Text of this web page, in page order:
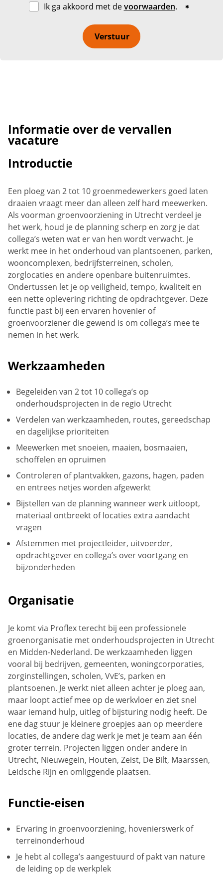
Ik ga akkoord met devoorwaarden.
Verstuur
Informatie over de vervallen
vacature
Introductie
Een ploeg van 2 tot 10 groenmedewerkers goed laten
draaien vraagt meer dan alleen zelf hard meewerken.
Als voorman groenvoorziening in Utrecht verdeel je
het werk, houd je de planning scherp en zorg je dat
collega’s weten wat er van hen wordt verwacht. Je
werkt mee in het onderhoud van plantsoenen, parken,
wooncomplexen, bedrijfsterreinen, scholen,
zorglocaties en andere openbare buitenruimtes.
Ondertussen let je op veiligheid, tempo, kwaliteit en
een nette oplevering richting de opdrachtgever. Deze
functie past bij een ervaren hovenier of
groenvoorziener die gewend is om collega’s mee te
nemen in het werk.
Werkzaamheden
Begeleiden van 2 tot 10 collega’s op
onderhoudsprojecten in de regio Utrecht
Verdelen van werkzaamheden, routes, gereedschap
en dagelijkse prioriteiten
Meewerken met snoeien, maaien, bosmaaien,
schoffelen en opruimen
Controleren of plantvakken, gazons, hagen, paden
en entrees netjes worden afgewerkt
Bijstellen van de planning wanneer werk uitloopt,
materiaal ontbreekt of locaties extra aandacht
vragen
Afstemmen met projectleider, uitvoerder,
opdrachtgever en collega’s over voortgang en
bijzonderheden
Organisatie
Je komt via Proflex terecht bij een professionele
groenorganisatie met onderhoudsprojecten in Utrecht
en Midden-Nederland. De werkzaamheden liggen
vooral bij bedrijven, gemeenten, woningcorporaties,
zorginstellingen, scholen, VvE’s, parken en
plantsoenen. Je werkt niet alleen achter je ploeg aan,
maar loopt actief mee op de werkvloer en ziet snel
waar iemand hulp, uitleg of bijsturing nodig heeft. De
ene dag stuur je kleinere groepjes aan op meerdere
locaties, de andere dag werk je met je team aan één
groter terrein. Projecten liggen onder andere in
Utrecht, Nieuwegein, Houten, Zeist, De Bilt, Maarssen,
Leidsche Rijn en omliggende plaatsen.
Functie-eisen
Ervaring in groenvoorziening, hovenierswerk of
terreinonderhoud
Je hebt al collega’s aangestuurd of pakt van nature
de leiding op de werkplek